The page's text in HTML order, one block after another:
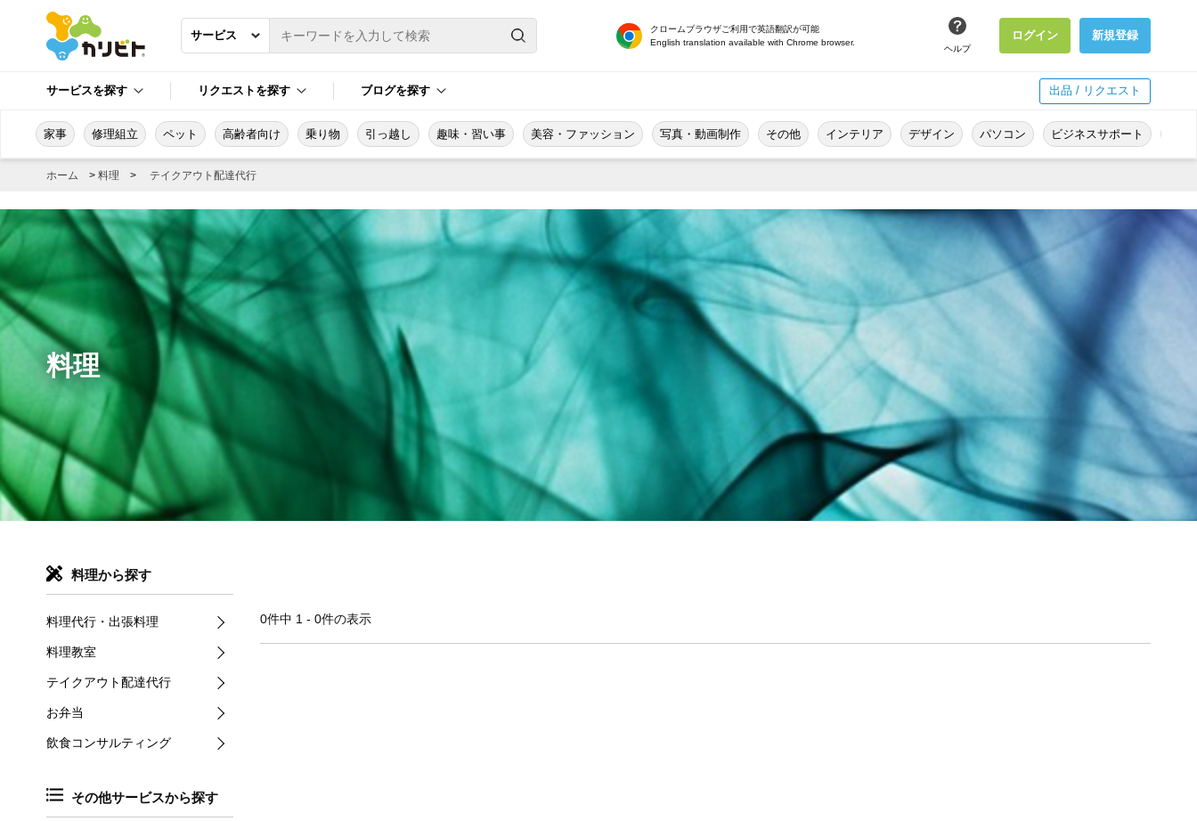
クロームブラウザご利用で英語翻訳が可能
English translation available with Chrome browser.
ヘルプ
ログイン 新規登録
サービスを探す リクエストを探す ブログを探す 出品 / リクエスト
家事 修理組立 ペット 高齢者向け 乗り物 引っ越し 趣味・習い事 美容・ファッション 写真・動画制作 その他 インテリア デザイン パソコン ビジネスサポート
ホーム > 料理 > テイクアウト配達代行
料理
0件中 1 - 0件の表示
料理から探す
料理代行・出張料理
料理教室
テイクアウト配達代行
お弁当
飲食コンサルティング
その他サービスから探す